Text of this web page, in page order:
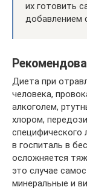
их готовить
добавлением
Диета при
человека,
алкоголем,
хлором,
специфического
в госпиталь в
осложняется
это случае
минеральные и